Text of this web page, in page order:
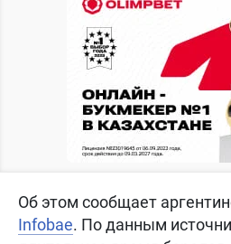
Об этом сообщает
Infobae. По данным